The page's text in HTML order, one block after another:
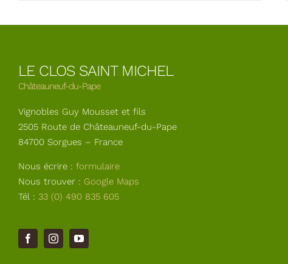
LE CLOS SAINT MICHEL
Châteauneuf-du-Pape
Vignobles Guy Mousset et fils
2505 Route de Châteauneuf-du-Pape
84700 Sorgues – France
Nous écrire : formulaire
Nous trouver : Google Maps
Tél : 33 (0) 490 835 605